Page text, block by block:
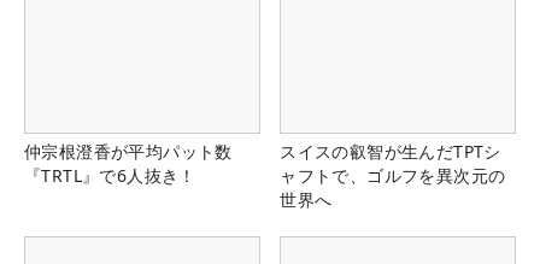
仲宗根澄香が平均パット数
『TRTL』で6人抜き！
スイスの叡智が生んだTPTシ
ャフトで、ゴルフを異次元の
世界へ